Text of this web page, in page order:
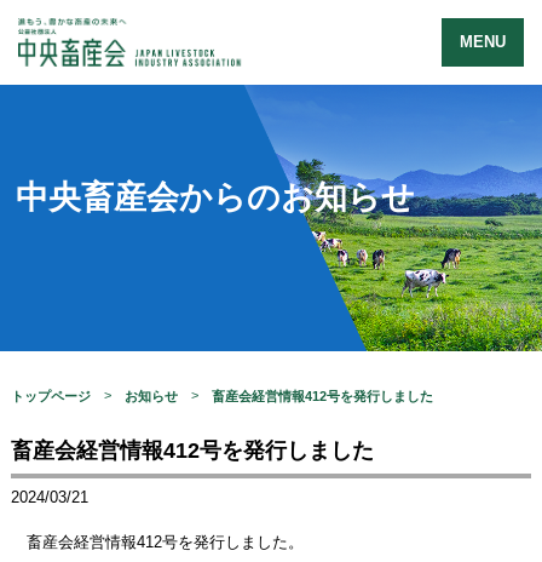
MENU
中央畜産会からのお知らせ
トップページ お知らせ 畜産会経営情報412号を発行しました
畜産会経営情報412号を発行しました
2024/03/21
畜産会経営情報412号を発行しました。